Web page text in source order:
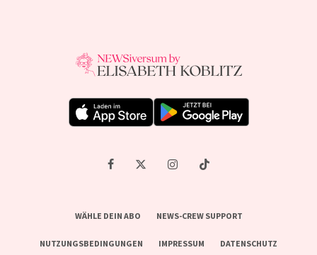
WÄHLE DEIN ABO NEWS-CREW SUPPORT
NUTZUNGSBEDINGUNGEN IMPRESSUM DATENSCHUTZ